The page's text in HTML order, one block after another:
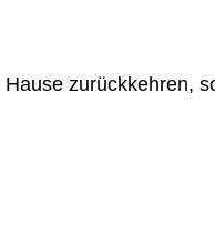
zurückkehren,